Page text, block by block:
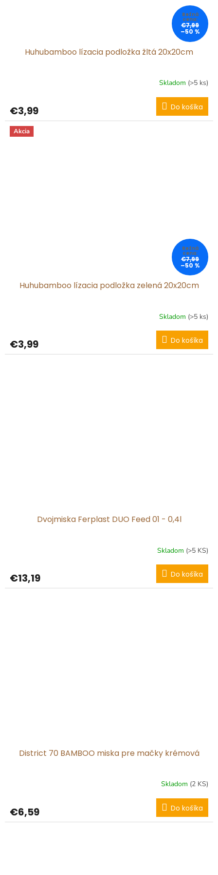
€7,99
–50 %
Huhubamboo lízacia podložka žltá 20x20cm
Skladom (>5 ks)
€3,99 Do košíka
Akcia
€7,99
–50 %
Huhubamboo lízacia podložka zelená 20x20cm
Skladom (>5 ks)
€3,99 Do košíka
Dvojmiska Ferplast DUO Feed 01 - 0,4l
Skladom (>5 KS)
€13,19 Do košíka
District 70 BAMBOO miska pre mačky krémová
Skladom (2 KS)
€6,59 Do košíka